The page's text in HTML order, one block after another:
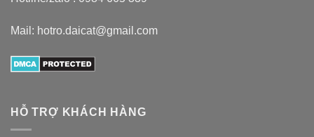
Mail: hotro.daicat@gmail.com
HỖ TRỢ KHÁCH HÀNG